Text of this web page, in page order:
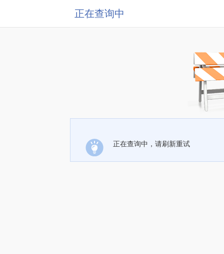
正在查询中
正在查询中，请刷新重试